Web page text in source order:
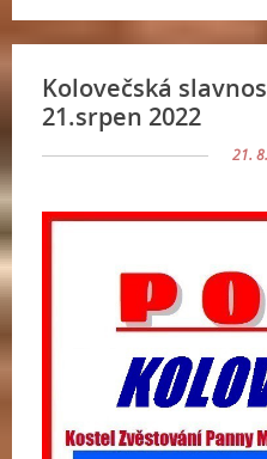
Kolovečská
21.srpen 2022
21.